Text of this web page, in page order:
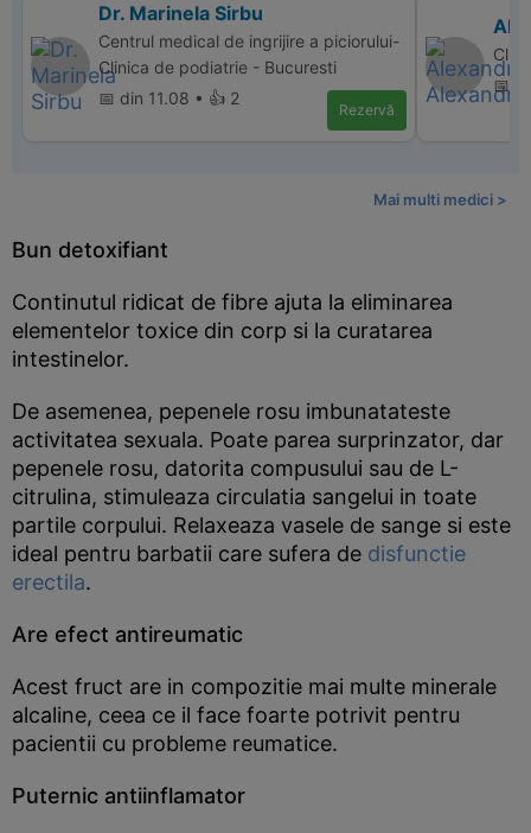
Dr. Marinela Sirbu
Centrul medical de ingrijire a piciorului-
Clinica de podiatrie - Bucuresti
📅 din 11.08 • 👍 2
Rezervă
📅
Mai multi medici >
Bun detoxifiant
Continutul ridicat de fibre ajuta la eliminarea
elementelor toxice din corp si la curatarea
intestinelor.
De asemenea, pepenele rosu imbunatateste
activitatea sexuala. Poate parea surprinzator, dar
pepenele rosu, datorita compusului sau de L-
citrulina, stimuleaza circulatia sangelui in toate
partile corpului. Relaxeaza vasele de sange si este
ideal pentru barbatii care sufera de disfunctie
erectila.
Are efect antireumatic
Acest fruct are in compozitie mai multe minerale
alcaline, ceea ce il face foarte potrivit pentru
pacientii cu probleme reumatice.
Puternic antiinflamator